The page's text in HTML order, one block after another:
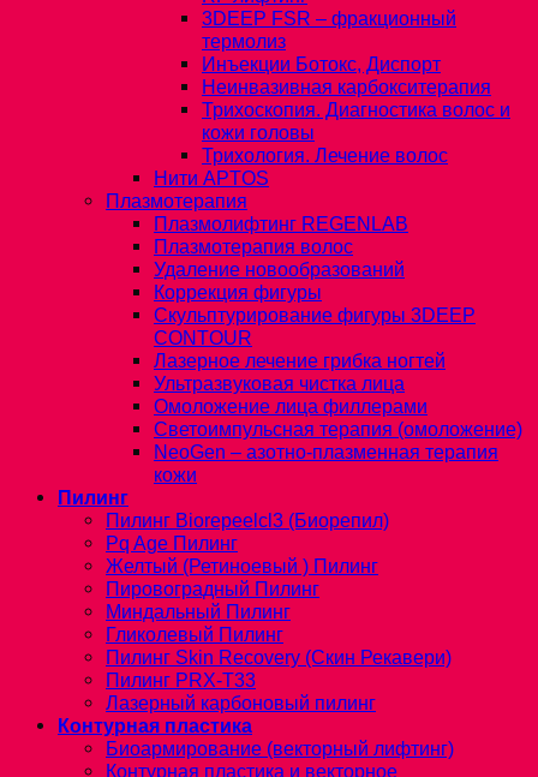
3DEEP FSR – фракционный
термолиз
Инъекции Ботокс, Диспорт
Неинвазивная карбокситерапия
Трихоскопия. Диагностика волос и
кожи головы
Трихология. Лечение волос
Нити APTOS
Плазмотерапия
Плазмолифтинг REGENLAB
Плазмотерапия волос
Удаление новообразований
Коррекция фигуры
Скульптурирование фигуры 3DEEP
CONTOUR
Лазерное лечение грибка ногтей
Ультразвуковая чистка лица
Омоложение лица филлерами
Светоимпульсная терапия (омоложение)
NeoGen – азотно-плазменная терапия
кожи
Пилинг
Пилинг Biorepeelcl3 (Биорепил)
Pq Age Пилинг
Желтый (Ретиноевый ) Пилинг
Пировоградный Пилинг
Миндальный Пилинг
Гликолевый Пилинг
Пилинг Skin Recovery (Скин Рекавери)
Пилинг PRX-T33
Лазерный карбоновый пилинг
Контурная пластика
Биоармирование (векторный лифтинг)
Контурная пластика и векторное